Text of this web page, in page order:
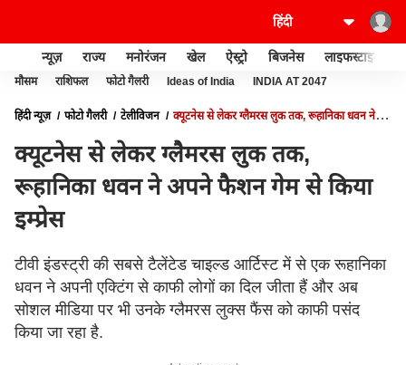
न्यूज़ राज्य मनोरंजन खेल ऐस्ट्रो बिजनेस लाइफस्टाइल
मौसम राशिफल फोटो गैलरी Ideas of India INDIA AT 2047
हिंदी न्यूज़ फोटो गैलरी टेलीविजन
क्यूटनेस से लेकर ग्लैमरस लुक तक, रूहानिका धवन ने
क्यूटनेस से लेकर ग्लैमरस लुक तक,
रूहानिका धवन ने अपने फैशन गेम से किया
इम्प्रेस
टीवी इंडस्ट्री की सबसे टैलेंटेड चाइल्ड आर्टिस्ट में से एक रूहानिका
धवन ने अपनी एक्टिंग से काफी लोगों का दिल जीता हैं और अब
सोशल मीडिया पर भी उनके ग्लैमरस लुक्स फैंस को काफी पसंद
किया जा रहा है.